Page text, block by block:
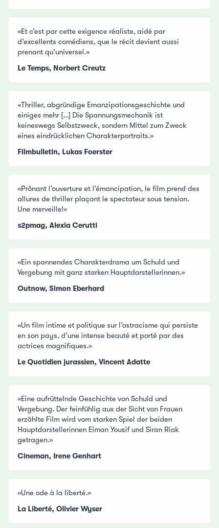
«Et c’est par cette exigence réaliste, aidé par
d’excellents comédiens, que le récit devient aussi
prenant qu’universel.»
Le Temps, Norbert Creutz
«Thriller, abgründige Emanzipationsgeschichte und
einiges mehr [...] Die Spannungsmechanik ist
keineswegs Selbstzweck, sondern Mittel zum Zweck
eines eindrücklichen Charakterportraits.»
Filmbulletin, Lukas Foerster
«Prônant l’ouverture et l’émancipation, le film prend des
allures de thriller plaçant le spectateur sous tension.
Une merveille!»
s2pmag, Alexia Cerutti
«Ein spannendes Charakterdrama um Schuld und
Vergebung mit ganz starken Hauptdarstellerinnen.»
Outnow, Simon Eberhard
«Un film intime et politique sur l’ostracisme qui persiste
en son pays, d’une intense beauté et porté par des
actrices magnifiques.»
Le Quotidien jurassien, Vincent Adatte
«Eine aufrüttelnde Geschichte von Schuld und
Vergebung. Der feinfühlig aus der Sicht von Frauen
erzählte Film wird vom starken Spiel der beiden
Hauptdarstellerinnen Eiman Yousif und Siran Riak
getragen.»
Cineman, Irene Genhart
«Une ode à la liberté.»
La Liberté, Olivier Wyser